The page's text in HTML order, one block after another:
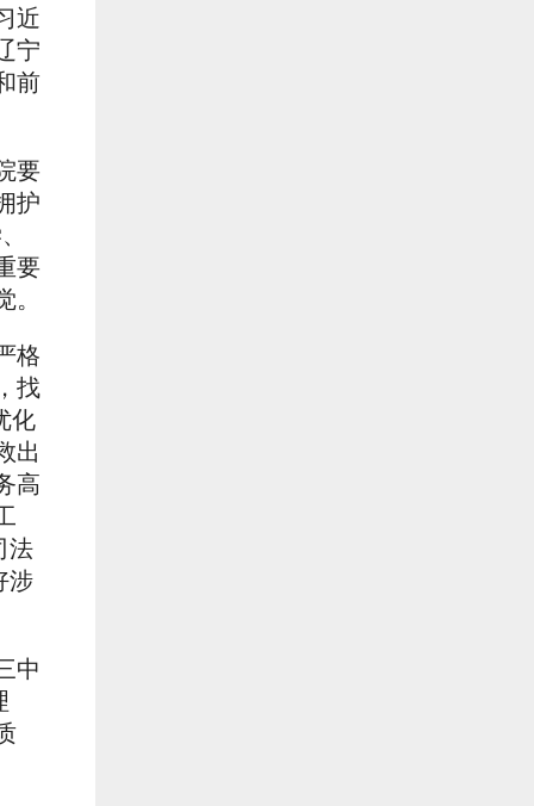
近
宁
前
要
护
要
格
找
化
出
高
法
涉
中